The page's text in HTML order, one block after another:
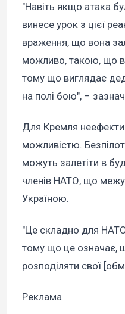
"Навіть якщо атака
винесе урок з цієї
враження, що вона
можливо, такою, що
тому що виглядає
на полі бою", –
Для Кремля
можливістю.
можуть залетіти в
членів НАТО, що
Україною.
"Це складно для
тому що це означає,
розподіляти свої
Реклама